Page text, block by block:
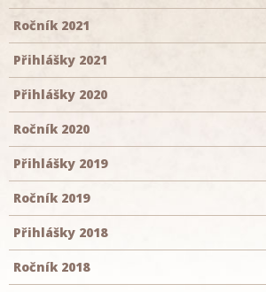
Ročník 2021
Přihlášky 2021
Přihlášky 2020
Ročník 2020
Přihlášky 2019
Ročník 2019
Přihlášky 2018
Ročník 2018